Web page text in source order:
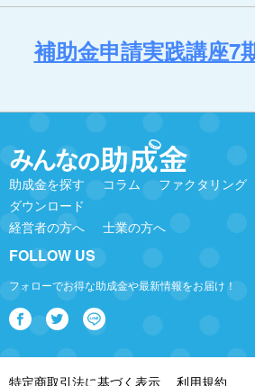
補助金申請実践講座7
助成金を探す コラム ファクタリング
ダウンロード
経営者の方へ
士業の方へ
FOLLOW US
フォローでお得な助成金や最新情報をお届け！
特定商取引法に基づく表示 利用規約